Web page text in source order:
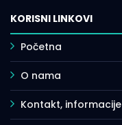
KORISNI LINKOVI
Početna
O nama
Kontakt, informacije